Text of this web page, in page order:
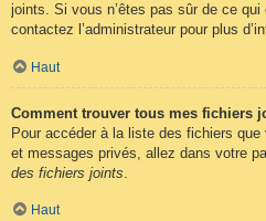
joints. Si vous n’êtes pas sûr de ce
contactez l’administrateur pour plus
Haut
Comment trouver tous mes fichiers
Pour accéder à la liste des fichiers
et messages privés, allez dans votre
des fichiers joints
Haut